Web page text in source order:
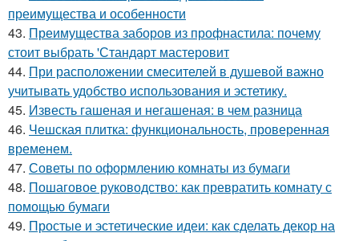
преимущества и особенности
43. Преимущества заборов из профнастила: почему
стоит выбрать 'Стандарт мастеровит
44. При расположении смесителей в душевой важно
учитывать удобство использования и эстетику.
45. Известь гашеная и негашеная: в чем разница
46. Чешская плитка: функциональность, проверенная
временем.
47. Советы по оформлению комнаты из бумаги
48. Пошаговое руководство: как превратить комнату с
помощью бумаги
49. Простые и эстетические идеи: как сделать декор на